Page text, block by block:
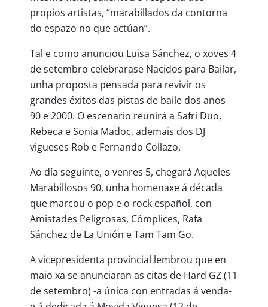
propios artistas, “marabillados da contorna
do espazo no que actúan”.
Tal e como anunciou Luisa Sánchez, o xoves 4
de setembro celebrarase Nacidos para Bailar,
unha proposta pensada para revivir os
grandes éxitos das pistas de baile dos anos
90 e 2000. O escenario reunirá a Safri Duo,
Rebeca e Sonia Madoc, ademais dos DJ
vigueses Rob e Fernando Collazo.
Ao día seguinte, o venres 5, chegará Aqueles
Marabillosos 90, unha homenaxe á década
que marcou o pop e o rock español, con
Amistades Peligrosas, Cómplices, Rafa
Sánchez de La Unión e Tam Tam Go.
A vicepresidenta provincial lembrou que en
maio xa se anunciaran as citas de Hard GZ (11
de setembro) -a única con entradas á venda-